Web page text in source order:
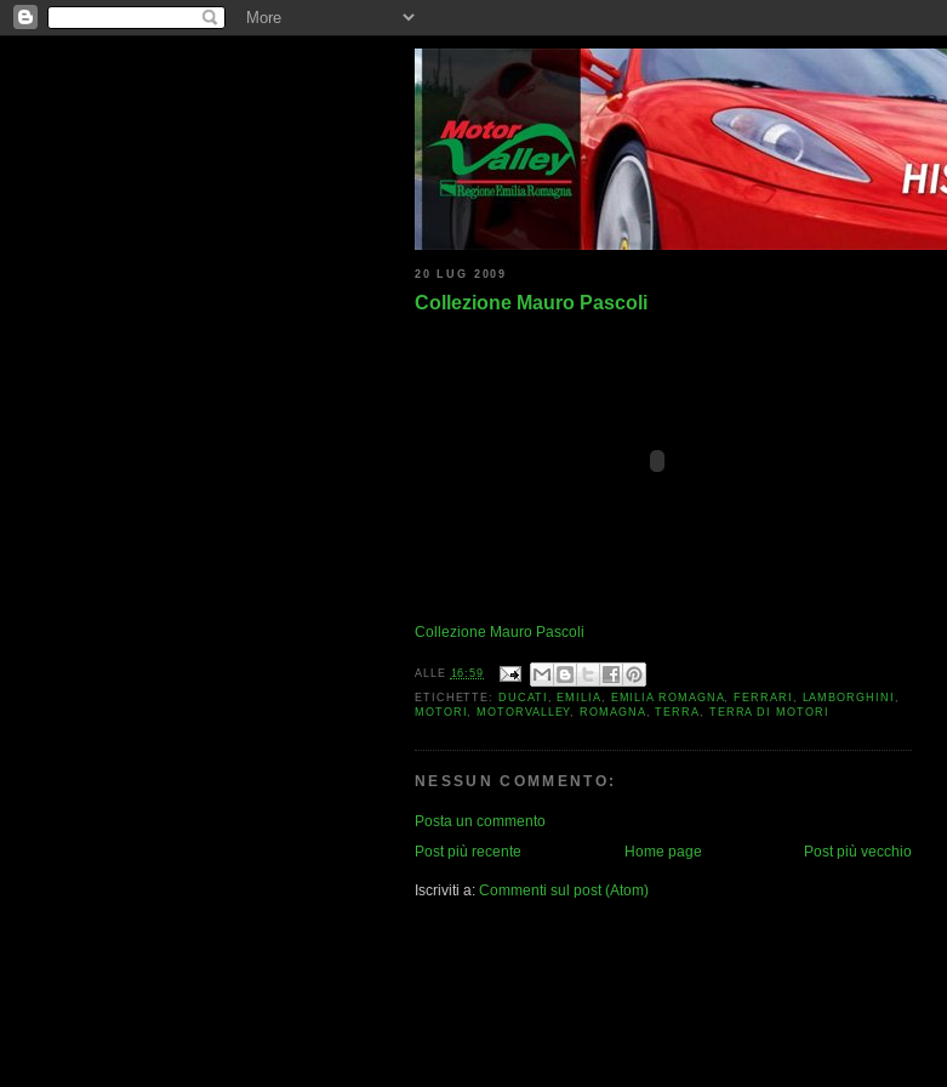
20 LUG 2009
Collezione Mauro Pascoli
Collezione Mauro Pascoli
ALLE 16:59
ETICHETTE: DUCATI , EMILIA , EMILIA ROMAGNA, FERRARI , LAMBORGHINI
,
MOTORI , MOTORVALLEY, ROMAGNA ,TERRA , TERRA DI MOTORI
NESSUN COMMENTO:
Posta un commento
Post più recente
Post più vecchio
Home page
Iscriviti a: Commenti sul post (Atom)